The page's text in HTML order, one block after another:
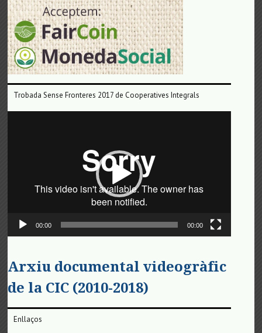
Trobada Sense Fronteres 2017 de Cooperatives Integrals
00:00 00:00
Arxiu documental videogràfic
de la CIC (2010-2018)
Enllaços